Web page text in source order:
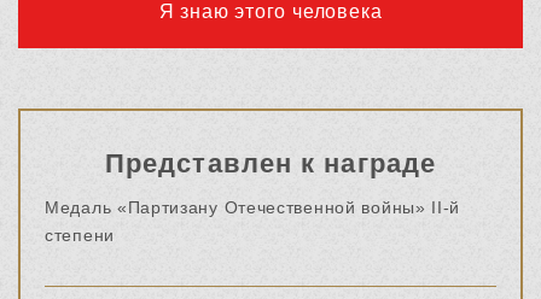
Я знаю этого человека
Представлен к награде
Медаль «Партизану Отечественной войны» II-й
степени